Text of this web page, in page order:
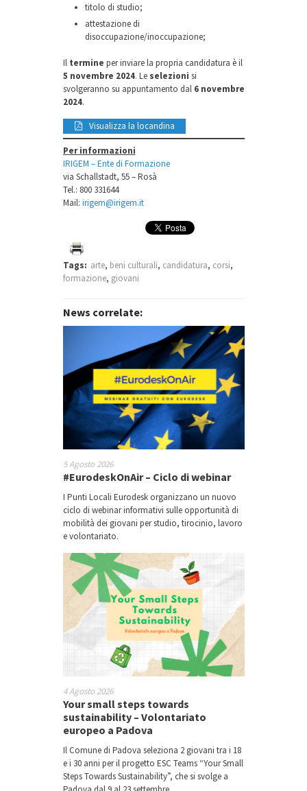
titolo di studio;
attestazione di
disoccupazione/inoccupazione;
Il termine per inviare la propria candidatura è il
5 novembre 2024. Le selezioni si
svolgeranno su appuntamento dal 6 novembre
2024.
Visualizza la locandina
Per informazioni
IRIGEM – Ente di Formazione
via Schallstadt, 55 – Rosà
Tel.: 800 331644
Mail: irigem@irigem.it
Tags: arte, beni culturali, candidatura, corsi,
formazione, giovani
News correlate:
5 Agosto 2026
#EurodeskOnAir – Ciclo di webinar
I Punti Locali Eurodesk organizzano un nuovo
ciclo di webinar informativi sulle opportunità di
mobilità dei giovani per studio, tirocinio, lavoro
e volontariato.
4 Agosto 2026
Your small steps towards
sustainability – Volontariato
europeo a Padova
Il Comune di Padova seleziona 2 giovani tra i 18
e i 30 anni per il progetto ESC Teams “Your Small
Steps Towards Sustainability”, che si svolge a